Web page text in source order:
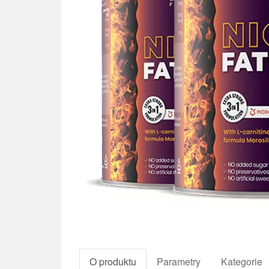
O produktu Parametry Kategorie